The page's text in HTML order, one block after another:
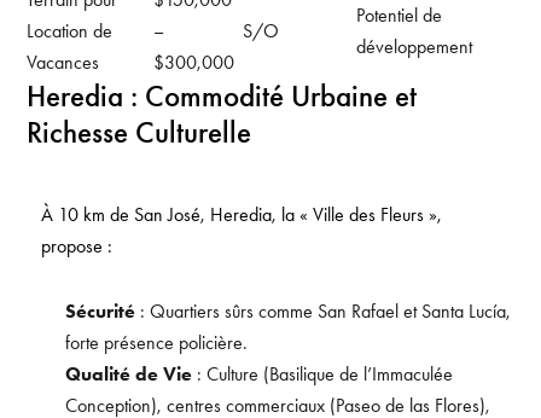
Location de
Vacances
–
$300,000
S/O
Potentiel de
développement
Heredia : Commodité Urbaine et
Richesse Culturelle
À 10 km de San José, Heredia, la « Ville des Fleurs »,
propose :
Sécurité : Quartiers sûrs comme San Rafael et Santa Lucía,
forte présence policière.
Qualité de Vie : Culture (Basilique de l’Immaculée
Conception), centres commerciaux (Paseo de las Flores),